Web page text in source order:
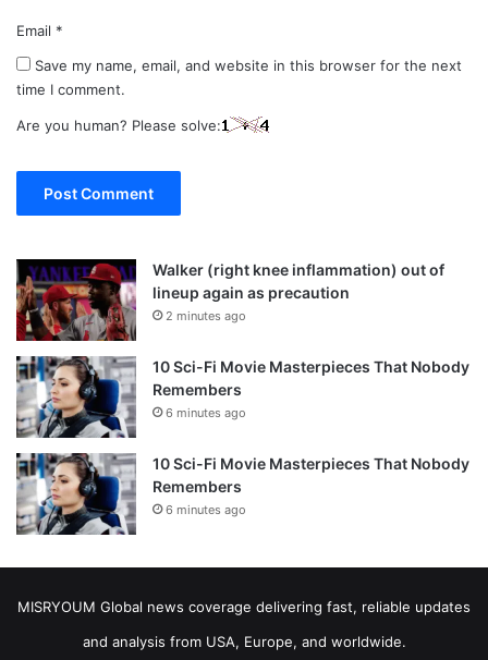
Email *
Save my name, email, and website in this browser for the next
time I comment.
Are you human? Please solve:
Walker (right knee inflammation) out of
lineup again as precaution
2 minutes ago
10 Sci-Fi Movie Masterpieces That Nobody
Remembers
6 minutes ago
10 Sci-Fi Movie Masterpieces That Nobody
Remembers
6 minutes ago
MISRYOUM Global news coverage delivering fast, reliable updates
and analysis from USA, Europe, and worldwide.